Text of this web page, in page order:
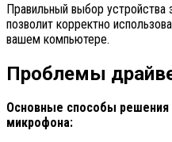
Правильный выбор устройства
позволит корректно
вашем компьютере.
Проблемы
Основные способы
микрофона: